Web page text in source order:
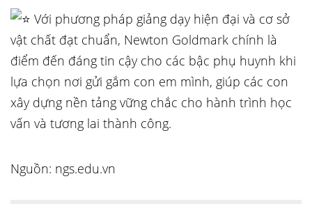
Với phương pháp giảng dạy hiện đại và cơ sở
vật chất đạt chuẩn, Newton Goldmark chính là
điểm đến đáng tin cậy cho các bậc phụ huynh khi
lựa chọn nơi gửi gắm con em mình, giúp các con
xây dựng nền tảng vững chắc cho hành trình học
vấn và tương lai thành công.
Nguồn: ngs.edu.vn